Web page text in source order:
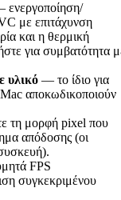
ενεργοποίηση/
με επιτάχυνση
και η θερμική
για συμβατότητα
υλικό — το ίδιο για
αποκωδικοποιούν
τη μορφή pixel που
απόδοσης (οι
FPS
συγκεκριμένου